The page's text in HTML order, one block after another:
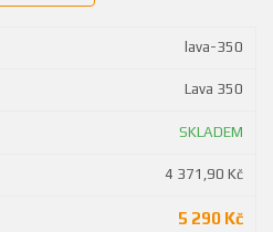
lava-350
Lava 350
SKLADEM
4 371,90 Kč
5 290 Kč